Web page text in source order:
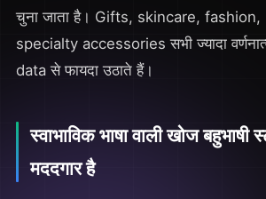
चुना जाता है। Gifts, skincare,
specialty accessories सभी ज्यादा
data से फायदा उठाते हैं।
स्वाभाविक भाषा वाली खोज बहुभाषी
मददगार है